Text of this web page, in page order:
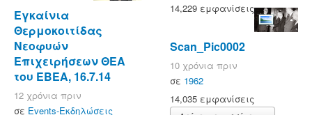
Εγκαίνια
Θερμοκοιτίδας
Νεοφυών
Επιχειρήσεων ΘΕΑ
του ΕΒΕΑ, 16.7.14
12 χρόνια πριν
σε Events-Εκδηλώσεις
14,229 εμφανίσεις
Scan_Pic0002
10 χρόνια πριν
σε 1962
14,035 εμφανίσεις